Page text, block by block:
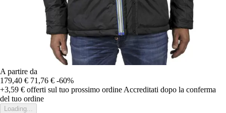
A partire da
179,40 € 71,76 € -60%
+3,59 € offerti sul tuo prossimo ordine Accreditati dopo la conferma
del tuo ordine
Loading...